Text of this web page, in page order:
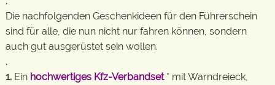
Die nachfolgenden Geschenkideen für den Führerschein
sind für alle, die nun nicht nur fahren können, sondern
auch gut ausgerüstet sein wollen.
.
1. Ein hochwertiges Kfz-Verbandset* mit Warndreieck,